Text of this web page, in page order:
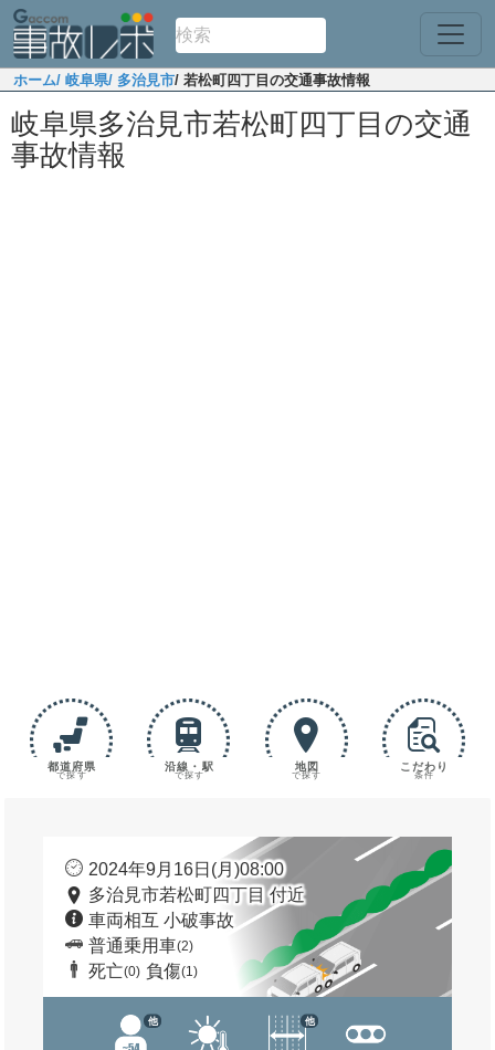
ホーム/ 岐阜県/ 多治見市/ 若松町四丁目の交通事故情報
岐阜県多治見市若松町四丁目の交通
事故情報
都道府県
で探す
沿線・駅
で探す
地図
で探す
こだわり
条件
2024年9月16日(月)08:00
多治見市若松町四丁目 付近
車両相互 小破事故
普通乗用車(2)
死亡(0) 負傷(1)
他 他